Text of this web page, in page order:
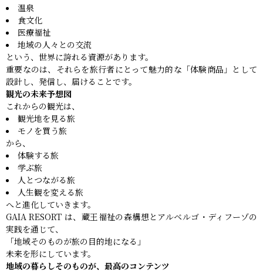
温泉
食文化
医療福祉
地域の人々との交流
という、世界に誇れる資源があります。
重要なのは、それらを旅行者にとって魅力的な「体験商品」として
設計し、発信し、届けることです。
観光の未来予想図
これからの観光は、
観光地を見る旅
モノを買う旅
から、
体験する旅
学ぶ旅
人とつながる旅
人生観を変える旅
へと進化していきます。
GAIA RESORT は、蔵王福祉の森構想とアルベルゴ・ディフーゾの
実践を通じて、
「地域そのものが旅の目的地になる」
未来を形にしています。
地域の暮らしそのものが、最高のコンテンツ